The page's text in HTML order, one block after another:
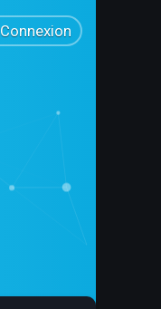
Connexion